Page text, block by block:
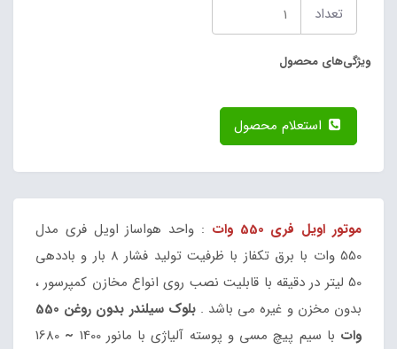
تعداد
ویژگی‌های محصول
موتور اویل فری 550 وات
: واحد هواساز اویل فری مدل
550 وات با برق تکفاز با ظرفیت تولید فشار 8 بار و باددهی
50 لیتر در دقیقه با قابلیت نصب روی انواع مخازن کمپرسور ،
بدون مخزن و غیره می باشد .
بلوک سیلندر بدون روغن 550
وات با سیم پیچ مسی و پوسته آلیاژی با مانور 1400 ~
1680